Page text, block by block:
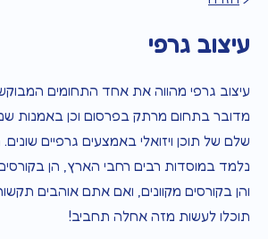
עיצוב גרפי
עיצוב גרפי מהווה את אחד התחומים
מדובר בתחום מרתק בפרסום וכן באמנות
שלם של תוכן ויזואלי באמצעים גרפיים
נלמד במוסדות רבים רחבי הארץ, הן
והן בקורסים מקוונים, ואם אתם אוהבים
תוכלו לעשות מזה אחלה תחביב!